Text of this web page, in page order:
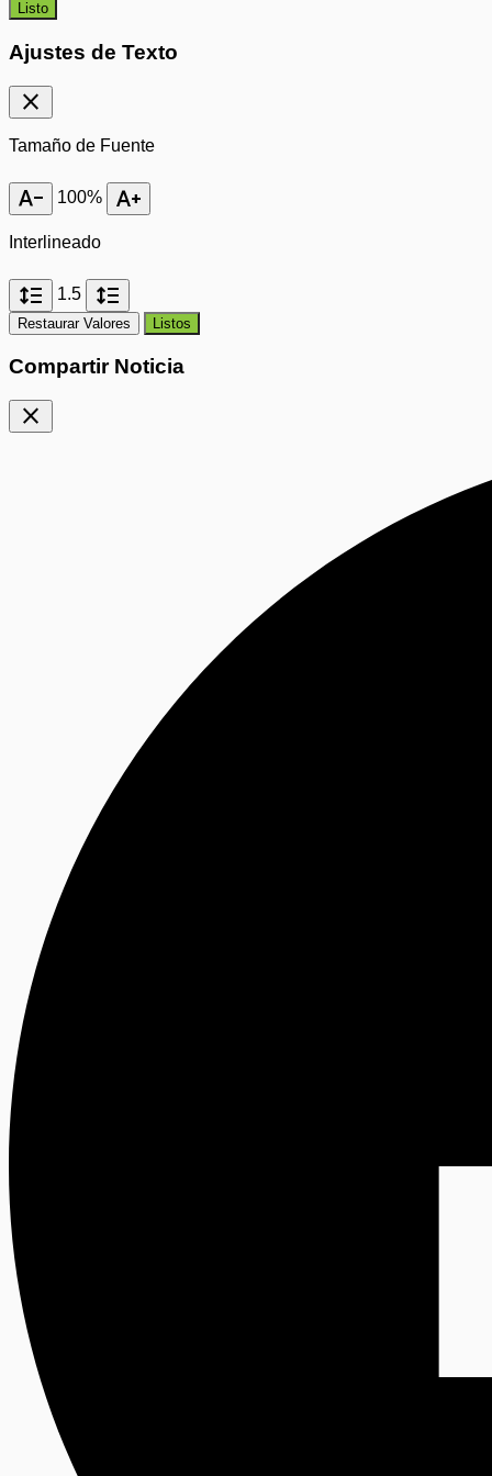
Listo
Ajustes de Texto
close
Tamaño de Fuente
text_decrease 100% text_increase
Interlineado
format_line_spacing 1.5 format_line_spacing
Restaurar Valores Listos
Compartir Noticia
close